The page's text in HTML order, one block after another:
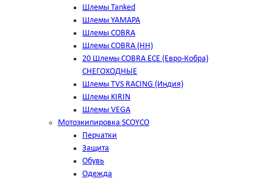
Шлемы Tanked
Шлемы YAMAPA
Шлемы COBRA
Шлемы COBRA (HH)
20 Шлемы COBRA ECE (Евро-Кобра)
СНЕГОХОДНЫЕ
Шлемы TVS RACING (Индия)
Шлемы KIRIN
Шлемы VEGA
Мотоэкипировка SCOYCO
Перчатки
Защита
Обувь
Одежда